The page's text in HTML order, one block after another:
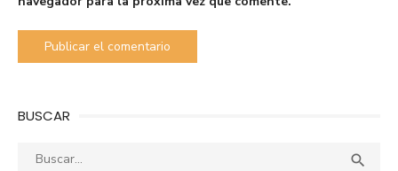
BUSCAR
Buscar: 